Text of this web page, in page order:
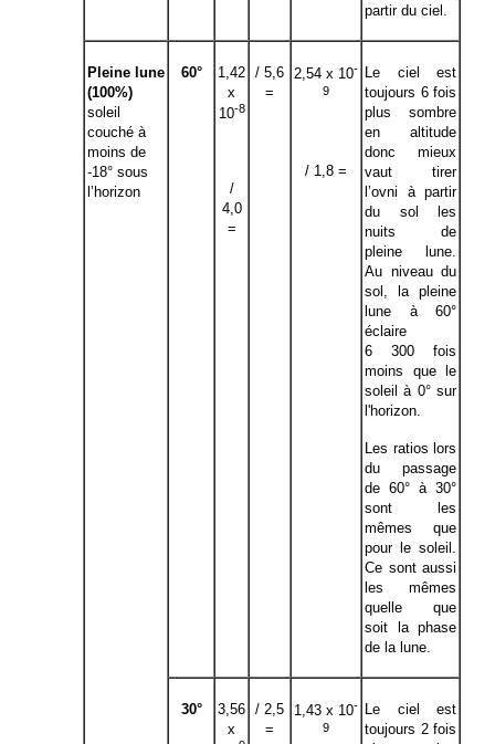
partir du ciel.
Pleine lune
(100%)
soleil
couché à
moins de
-18° sous
l’horizon
60°
1,42
x
10-8
/
4,0
=
/ 5,6
=
2,54 x 10-
9
/ 1,8 =
Le ciel est
toujours 6 fois
plus sombre
en altitude
donc mieux
vaut tirer
l’ovni à partir
du sol les
nuits de
pleine lune.
Au niveau du
sol, la pleine
lune à 60°
éclaire
6 300 fois
moins que le
soleil à 0° sur
l'horizon.
Les ratios lors
du passage
de 60° à 30°
sont les
mêmes que
pour le soleil.
Ce sont aussi
les mêmes
quelle que
soit la phase
de la lune.
30°
3,56
x
/ 2,5
=
1,43 x 10-
9
Le ciel est
toujours 2 fois